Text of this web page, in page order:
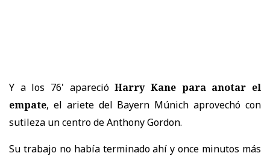
Y a los 76' aparecióHarry Kane para anotar el
empate, el ariete del Bayern Múnich aprovechó con
sutileza un centro de Anthony Gordon.
Su trabajo no había terminado ahí y once minutos más